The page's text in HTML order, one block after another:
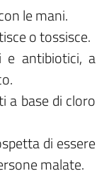
le mani.
o tossisce.
e antibiotici, a
a base di cloro
di essere
malate.